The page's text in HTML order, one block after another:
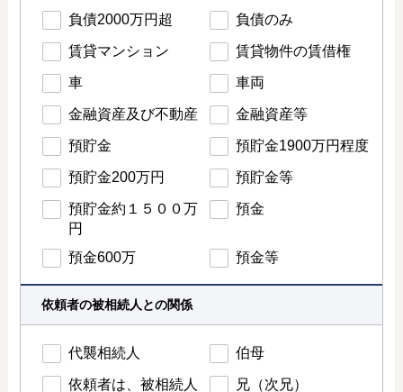
負債2000万円超 負債のみ
賃貸マンション 賃貸物件の賃借権
車 車両
金融資産及び不動産 金融資産等
預貯金 預貯金1900万円程度
預貯金200万円 預貯金等
預貯金約１５００万
円
預金
預金600万 預金等
依頼者の被相続人との関係
代襲相続人 伯母
依頼者は、被相続人
兄（次兄）